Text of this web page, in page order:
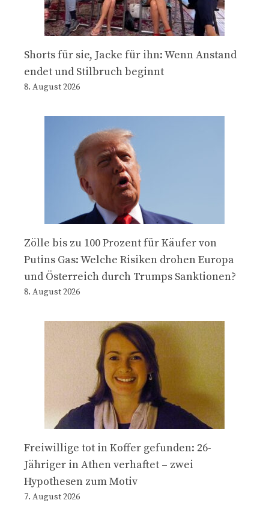
Shorts für sie, Jacke für ihn: Wenn Anstand
endet und Stilbruch beginnt
8. August 2026
Zölle bis zu 100 Prozent für Käufer von
Putins Gas: Welche Risiken drohen Europa
und Österreich durch Trumps Sanktionen?
8. August 2026
Freiwillige tot in Koffer gefunden: 26-
Jähriger in Athen verhaftet – zwei
Hypothesen zum Motiv
7. August 2026